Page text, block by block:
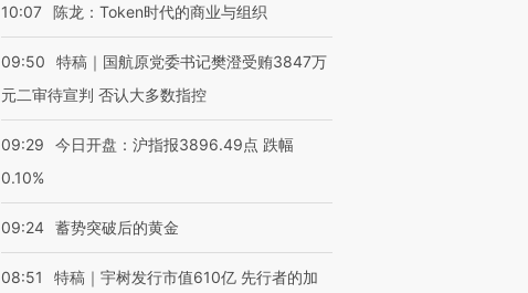
10:07 陈龙：Token时代的商业与组织
09:50
特稿｜国航原党委书记樊澄受贿3847万
元二审待宣判 否认大多数指控
09:29
今日开盘：沪指报3896.49点 跌幅
0.10%
09:24 蓄势突破后的黄金
08:51
特稿｜宇树发行市值610亿 先行者的加